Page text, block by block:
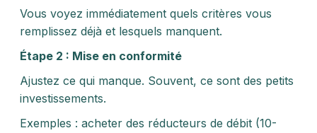
Vous voyez immédiatement quels critères vous
remplissez déjà et lesquels manquent.
Étape 2 : Mise en conformité
Ajustez ce qui manque. Souvent, ce sont des petits
investissements.
Exemples : acheter des réducteurs de débit (10-